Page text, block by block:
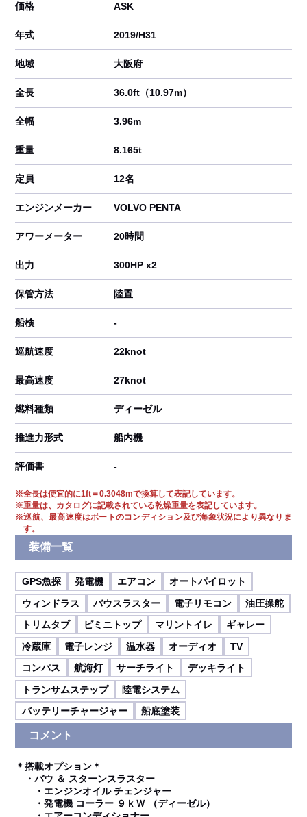
価格 ASK
年式 2019/H31
地域 大阪府
全長 36.0ft（10.97m）
全幅 3.96m
重量 8.165t
定員 12名
エンジンメーカー VOLVO PENTA
アワーメーター 20時間
出力 300HP x2
保管方法 陸置
船検 -
巡航速度 22knot
最高速度 27knot
燃料種類 ディーゼル
推進力形式 船内機
評価書 -
※全長は便宜的に1ft＝0.3048mで換算して表記しています。
※重量は、カタログに記載されている乾燥重量を表記しています。
※巡航、最高速度はボートのコンディション及び海象状況により異なりま
す。
装備一覧
GPS魚探 発電機 エアコン
オートパイロット
ウィンドラス
バウスラスター 電子リモコン
油圧操舵
トリムタブ
ビミニトップ マリントイレ
ギャレー
冷蔵庫
電子レンジ 温水器 オーディオ
TV
コンパス
航海灯 サーチライト
デッキライト
トランサムステップ
陸電システム
バッテリーチャージャー
船底塗装
コメント
＊搭載オプション＊
・バウ ＆ スターンスラスター
・エンジンオイル チェンジャー
・発電機 コーラー ９ｋＷ （ディーゼル）